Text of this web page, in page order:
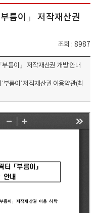
름이」 저작재산권
조회 8987
름이」 저작재산권 개방 안내
름이’ 저작재산권 이용약관(최